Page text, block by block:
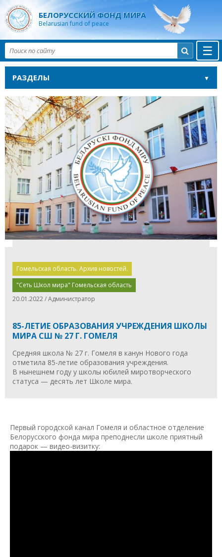
БЕЛОРУССКИЙ ФОНД МИРА
Belarusian fund of peace
☰

РАЗДЕЛЫ
Гомельская область. Архив новостей.
"Сеть Школ мира" Гомельская область
20.01.2022 / Администратор
85-ЛЕТИЕ ОБРАЗОВАНИЯ УЧРЕЖДЕНИЯ ШКОЛЫ
МИРА СШ № 27 Г. ГОМЕЛЯ
Средняя школа № 27 г. Гомеля в канун Нового года
отметила 85-летие образования учреждения.
В нынешнем году у школы юбилей миротворческого
статуса — десять лет Школе мира.
Первый городской канал Гомеля и областное отделение
Белорусского фонда мира преподнесли школе приятный
подарок — видео-визитку: